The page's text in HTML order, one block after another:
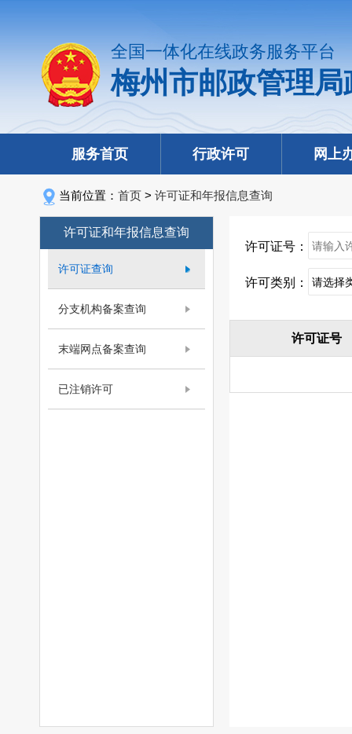
全国一体化在线政务服务平台
梅州市邮政管理
服务首页 行政许可 网上
当前位置： 首页 > 许可证和年报信息查询
许可证和年报信息查询
许可证查询
分支机构备案查询
末端网点备案查询
已注销许可
许可证号：
许可类别：
许可证号